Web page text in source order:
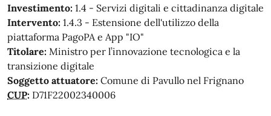
Investimento 1.4 - Servizi digitali e cittadinanza digitale
Intervento 1.4.3 - Estensione dell'utilizzo della
piattaforma PagoPA e App "IO"
Titolare Ministro per l’innovazione tecnologica e la
transizione digitale
Soggetto attuatore Comune di Pavullo nel Frignano
CUP D71F22002340006